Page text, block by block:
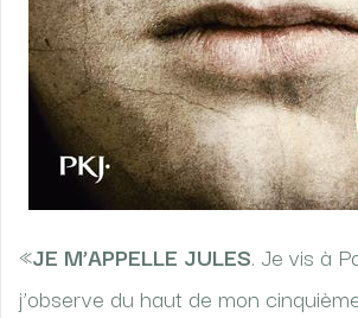
«JE M’APPELLE JULES. Je vis à
j’observe du haut de mon